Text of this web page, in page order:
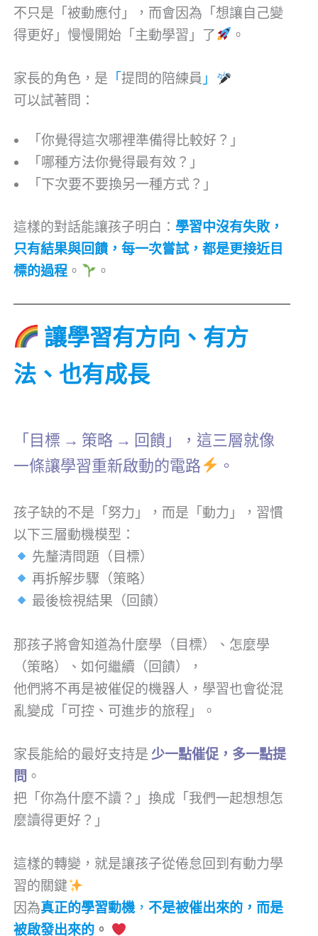
不只是「被動應付」，而會因為「想讓自己變
得更好」慢慢開始「主動學習」了
。
家長的角色，是 「提問的陪練員 」
可以試著問：
「你覺得這次哪裡準備得比較好？」
「哪種方法你覺得最有效？」
「下次要不要換另一種方式？」
這樣的對話能讓孩子明白： 學習中沒有失敗，
只有結果與回饋，每一次嘗試，都是更接近目
標的過程 。 。
讓學習有方向、有方
法、也有成長
「目標 → 策略 → 回饋」，這三層就像
一條讓學習重新啟動的電路
。
孩子缺的不是「努力」，而是「動力」，習慣
以下三層動機模型：
先釐清問題（目標）
再拆解步驟（策略）
最後檢視結果（回饋）
那孩子將會知道為什麼學（目標）、怎麼學
（策略）、如何繼續（回饋），
他們將不再是被催促的機器人，學習也會從混
亂變成「可控、可進步的旅程」。
家長能給的最好支持是 少一點催促，多一點提
問 。
把「你為什麼不讀？」換成「我們一起想想怎
麼讀得更好？」
這樣的轉變，就是讓孩子從倦怠回到有動力學
習的關鍵
因為真正的學習動機 ，不是被催出來的，而是
被啟發出來的 。